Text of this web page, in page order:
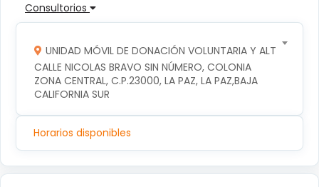
Consultorios
UNIDAD MÓVIL DE DONACIÓN VOLUNTARIA Y ALTRUISTA
CALLE NICOLAS BRAVO SIN NÚMERO, COLONIA
ZONA CENTRAL, C.P.23000, LA PAZ, LA PAZ,BAJA
CALIFORNIA SUR
Horarios disponibles